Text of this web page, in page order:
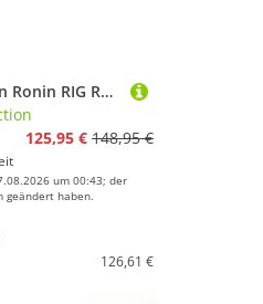
Sweet Protection Ronin RIG Reflect Sportbrille
125,95 € 148,95 €
um 00:43; der
geändert haben.
126,61 €